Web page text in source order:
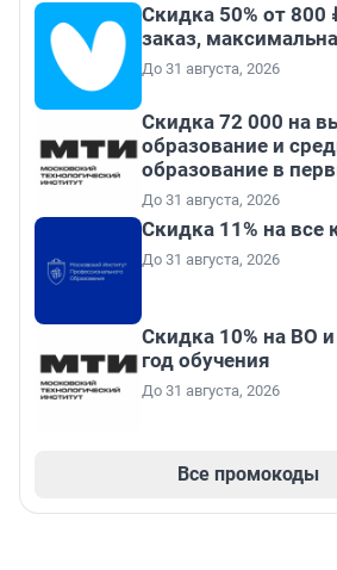
Скидка 50% от 800
заказ,
До 31 августа, 2026
Скидка 72 000 на
образование и
образование в
До 31 августа, 2026
Скидка 11% на все
До 31 августа, 2026
Скидка 10% на ВО
год обучения
До 31 августа, 2026
Все промокоды